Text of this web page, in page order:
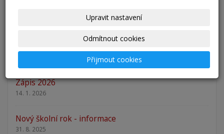
Zápis 2026
14. 1. 2026
Nový školní rok - informace
31. 8. 2025
Upravit nastavení
Odmítnout cookies
Přijmout cookies